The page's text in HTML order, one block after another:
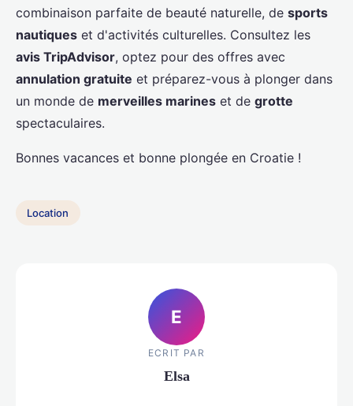
combinaison parfaite de beauté naturelle, de sports
nautiques et d'activités culturelles. Consultez les
avis TripAdvisor, optez pour des offres avec
annulation gratuite et préparez-vous à plonger dans
un monde de merveilles marines et de grotte
spectaculaires.
Bonnes vacances et bonne plongée en Croatie !
Location
E
ECRIT PAR
Elsa